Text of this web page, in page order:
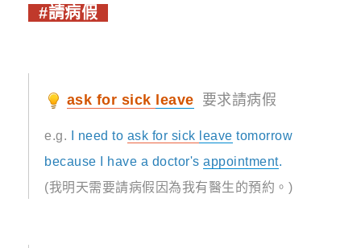
#請病假
ask for sick leave 要求請病假
e.g. I need to ask for sick leave tomorrow
because I have a doctor's appointment.
(我明天需要請病假因為我有醫生的預約。)